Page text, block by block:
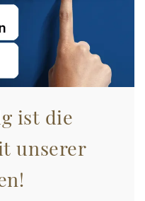
ist die
unserer